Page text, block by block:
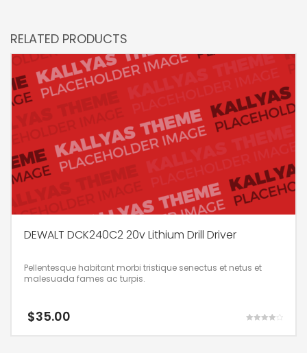
RELATED PRODUCTS
DEWALT DCK240C2 20v Lithium Drill Driver
Pellentesque habitant morbi tristique senectus et netus et
malesuada fames ac turpis.
$35.00